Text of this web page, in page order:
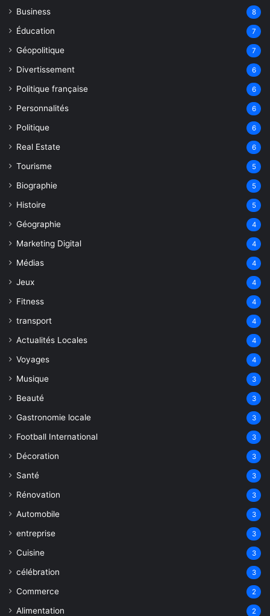
Business 8
Éducation 7
Géopolitique 7
Divertissement 6
Politique française 6
Personnalités 6
Politique 6
Real Estate 6
Tourisme 5
Biographie 5
Histoire 5
Géographie 4
Marketing Digital 4
Médias 4
Jeux 4
Fitness 4
transport 4
Actualités Locales 4
Voyages 4
Musique 3
Beauté 3
Gastronomie locale 3
Football International 3
Décoration 3
Santé 3
Rénovation 3
Automobile 3
entreprise 3
Cuisine 3
célébration 3
Commerce 2
Alimentation 2